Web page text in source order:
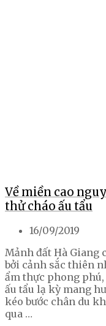
Về miền cao
thử cháo ấu tẩu
16/09/2019
Mảnh đất Hà Giang
bởi cảnh sắc thiên
ẩm thực phong phú,
ấu tẩu lạ kỳ mang
kéo bước chân du
qua …